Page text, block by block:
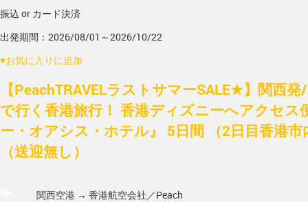
振込 or カード決済
出発期間：2026/08/01～2026/10/22
♥お気に入りに追加
【PeachTRAVELラストサマーSALE★】関西
で行く香港旅行！ 香港ディズニーへアクセス
ー・オアシス・ホテル』 5日間 （2日目香港市
（送迎無し）
関西空港 → 香港航空会社／Peach